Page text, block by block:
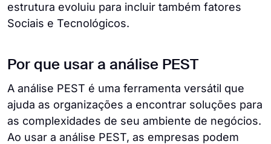
estrutura evoluiu para incluir também fatores
Sociais e Tecnológicos.
Por que usar a análise PEST
A análise PEST é uma ferramenta versátil que
ajuda as organizações a encontrar soluções para
as complexidades de seu ambiente de negócios.
Ao usar a análise PEST, as empresas podem